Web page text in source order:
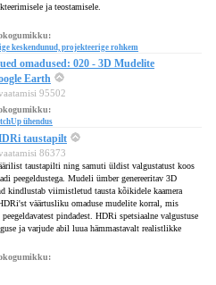
ja teostamisele.
keskendunud, projekteerige rohkem
omadused: 020 - 3D Mudelite
Earth
95502
ühendus
taustapilt
86373
taustapilti ning samuti üldist valgustatust koos
peegeldustega. Mudeli ümber genereeritav 3D
kindlustab viimistletud tausta kõikidele kaamera
väärtusliku omaduse mudelite korral, mis
pindadest. HDRi spetsiaalne valgustuse
ja varjude abil luua hämmastavalt realistlikke